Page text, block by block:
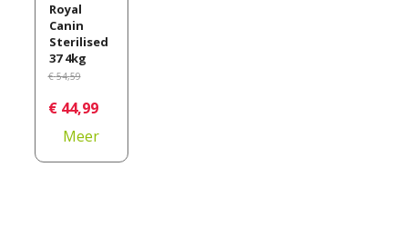
Royal
Canin
Sterilised
37 4kg
€ 54,59
€ 44,99
Meer
informati